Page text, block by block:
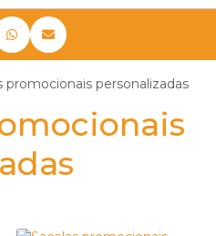
promocionais personalizadas